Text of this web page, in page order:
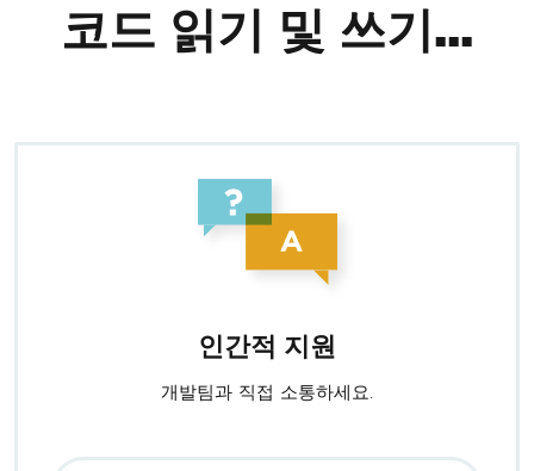
코드 읽기 및 쓰기...
인간적 지원
개발팀과 직접 소통하세요.